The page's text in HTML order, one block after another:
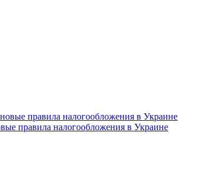
правила налогообложения в Украине